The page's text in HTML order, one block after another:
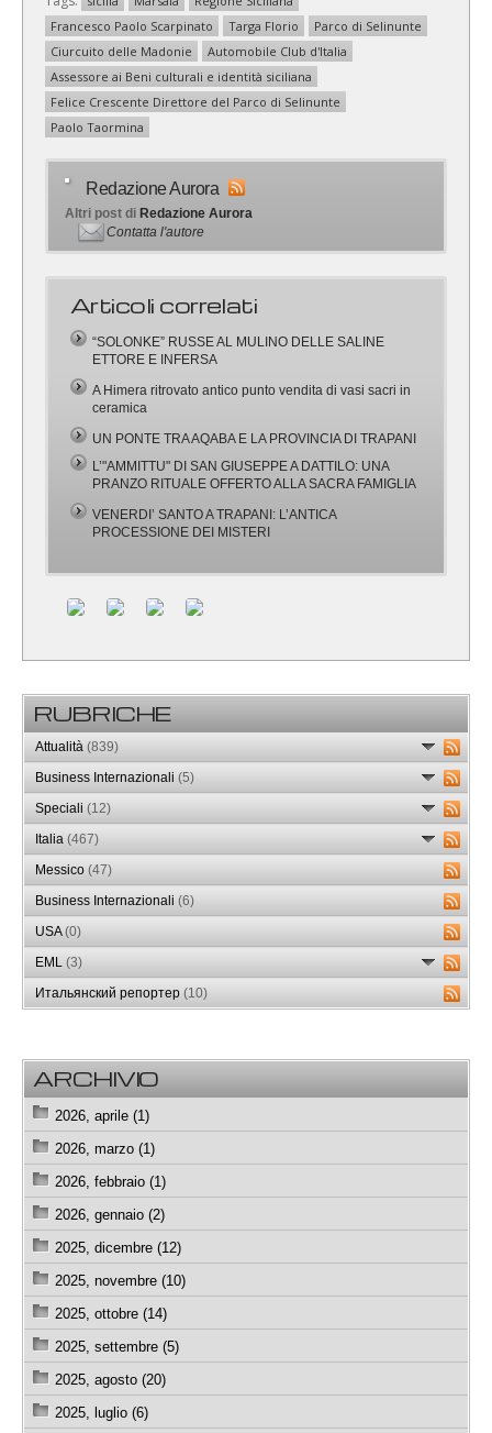
Francesco Paolo Scarpinato
Targa Florio
Parco di Selinunte
Ciurcuito delle Madonie
Automobile Club d'Italia
Assessore ai Beni culturali e identità siciliana
Felice Crescente Direttore del Parco di Selinunte
Paolo Taormina
Redazione Aurora
Altri post di Redazione Aurora
Contatta l'autore
Articoli correlati
“SOLONKE” RUSSE AL MULINO DELLE SALINE
ETTORE E INFERSA
A Himera ritrovato antico punto vendita di vasi sacri in
ceramica
UN PONTE TRA AQABA E LA PROVINCIA DI TRAPANI
L’"AMMITTU" DI SAN GIUSEPPE A DATTILO: UNA
PRANZO RITUALE OFFERTO ALLA SACRA FAMIGLIA
VENERDI’ SANTO A TRAPANI: L’ANTICA
PROCESSIONE DEI MISTERI
RUBRICHE
Attualità (839)
Business Internazionali (5)
Speciali (12)
Italia (467)
Messico (47)
Business Internazionali (6)
USA(0)
EML (3)
Итальянский репортер (10)
ARCHIVIO
2026, aprile (1)
2026, marzo (1)
2026, febbraio (1)
2026, gennaio (2)
2025, dicembre (12)
2025, novembre (10)
2025, ottobre (14)
2025, settembre (5)
2025, agosto (20)
2025, luglio (6)